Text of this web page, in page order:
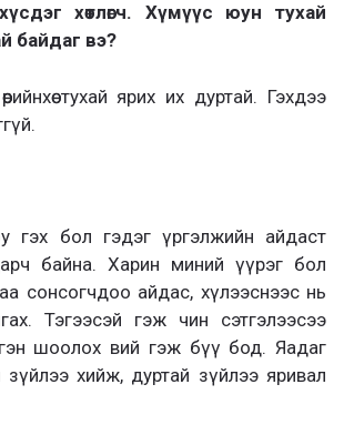
хөтлөгч. Хүмүүс юун тухай
байдаг вэ?
тухай ярих их дуртай. Гэхдээ
гэх бол гэдэг үргэлжийн айдаст
байна. Харин миний үүрэг бол
сонсогчдоо айдас, хүлээснээс нь
Тэгээсэй гэж чин сэтгэлээсээ
шоолох вий гэж бүү бод. Яадаг
хийж, дуртай зүйлээ яривал